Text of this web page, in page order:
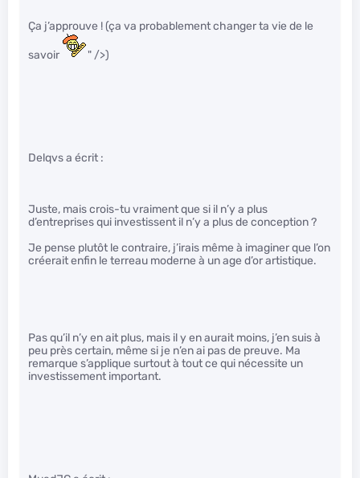
Ça j’approuve ! (ça va probablement changer ta vie de le
savoir " />)
Delqvs a écrit :
Juste, mais crois-tu vraiment que si il n’y a plus
d’entreprises qui investissent il n’y a plus de conception ?
Je pense plutôt le contraire, j’irais même à imaginer que l’on
créerait enfin le terreau moderne à un age d’or artistique.
Pas qu’il n’y en ait plus, mais il y en aurait moins, j’en suis à
peu près certain, même si je n’en ai pas de preuve. Ma
remarque s’applique surtout à tout ce qui nécessite un
investissement important.